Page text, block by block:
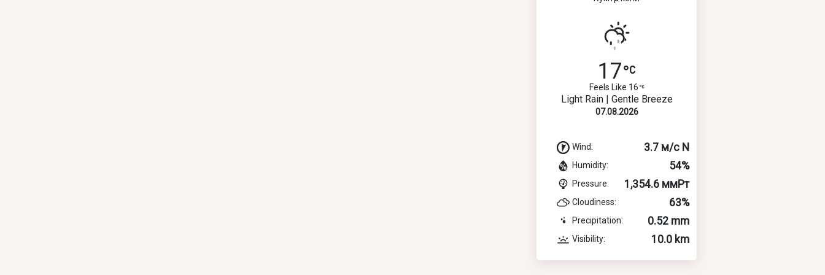
17
Feels Like 16
Light Rain | Gentle Breeze
07.08.2026
Wind: 3.7 м/с N
Humidity: 54%
Pressure: 1,354.6 ммРт
Cloudiness: 63%
Precipitation: 0.52 mm
Visibility: 10.0 km